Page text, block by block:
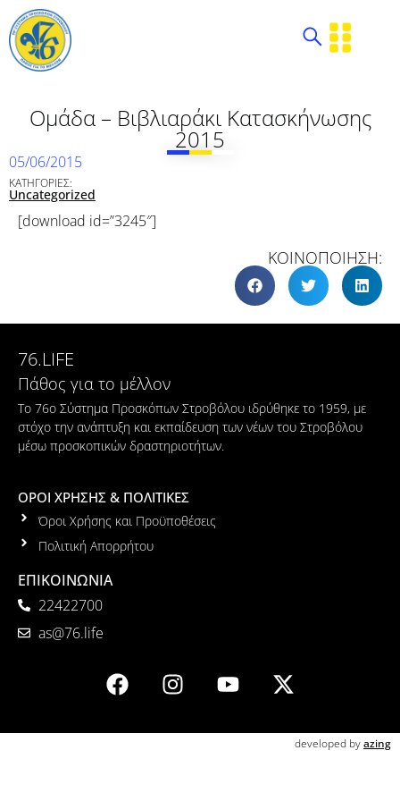
Ομάδα – Βιβλιαράκι Κατασκήνωσης
2015
05/06/2015
ΚΑΤΗΓΟΡΙΕΣ:
Uncategorized
[download id=”3245″]
ΚΟΙΝΟΠΟΙΗΣΗ:
76.LIFE
Πάθος για το μέλλον
Το 76ο Σύστημα Προσκόπων Στροβόλου ιδρύθηκε το 1959, με
στόχο την ανάπτυξη και εκπαίδευση των νέων του Στροβόλου
μέσω προσκοπικών δραστηριοτήτων.
ΟΡΟΙ ΧΡΗΣΗΣ & ΠΟΛΙΤΙΚΕΣ
Όροι Χρήσης και Προϋποθέσεις
Πολιτική Απορρήτου
ΕΠΙΚΟΙΝΩΝΙΑ
22422700
as@76.life
developed byazing